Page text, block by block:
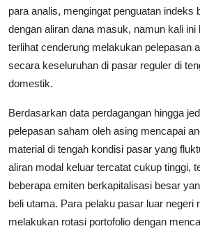
para analis, mengingat penguatan indeks
dengan aliran dana masuk, namun kali ini
terlihat cenderung melakukan pelepasan
secara keseluruhan di pasar reguler di
domestik.
Berdasarkan data perdagangan hingga
pelepasan saham oleh asing mencapai
material di tengah kondisi pasar yang
aliran modal keluar tercatat cukup tinggi,
beberapa emiten berkapitalisasi besar
beli utama. Para pelaku pasar luar negeri
melakukan rotasi portofolio dengan